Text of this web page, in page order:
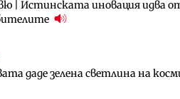
| Истинската иновация идва
даде зелена светлина на
ще строи огромен
промяната на парцеларния
мост над Варненското езеро
министър поема „на
програма